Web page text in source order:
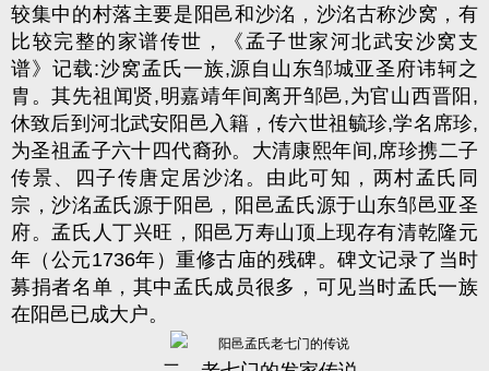
较集中的村落主要是阳邑和沙洺，沙洺古称沙窝，有
比较完整的家谱传世，《孟子世家河北武安沙窝支
谱》记载:沙窝孟氏一族,源自山东邹城亚圣府讳轲之
胄。其先祖闻贤,明嘉靖年间离开邹邑,为官山西晋阳 ,
休致后到河北武安阳邑入籍，传六世祖毓珍,学名席珍,
为圣祖孟子六十四代裔孙。大清康熙年间 ,席珍携二子
传景、四子传唐定居沙洺。由此可知，两村孟氏同
宗，沙洺孟氏源于阳邑，阳邑孟氏源于山东邹邑亚圣
府。孟氏人丁兴旺，阳邑万寿山顶上现存有清乾隆元
年（公元1736年）重修古庙的残碑。碑文记录了当时
募捐者名单，其中孟氏成员很多，可见当时孟氏一族
在阳邑已成大户。